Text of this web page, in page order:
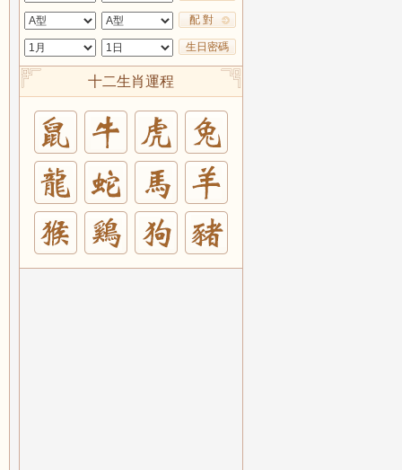
配 對
生日密碼
十二生肖運程